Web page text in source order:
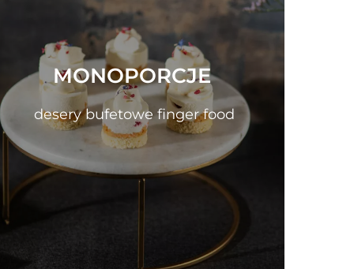
MONOPORCJE
desery bufetowe finger food